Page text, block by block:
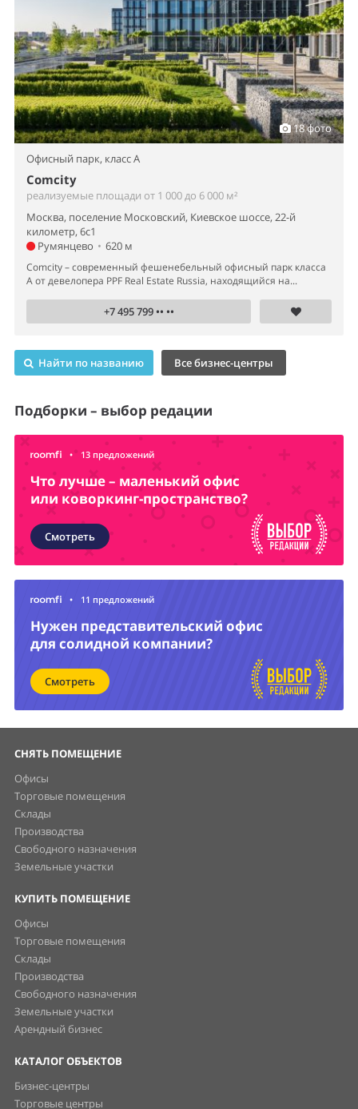
18 фото
Офисный парк, класс A
Comcity
реализуемые площади от 1 000 до 6 000 м²
Москва, поселение Московский, Киевское шоссе, 22-й
километр, 6с1
Румянцево • 620 м
Comcity – современный фешенебельный офисный парк класса
А от девелопера PPF Real Estate Russia, находящийся на...
+7 495 799 •• ••
Найти по названию Все бизнес-центры
Подборки – выбор редации
• 13 предложений
Что лучше – маленький офис
или коворкинг-пространство?
Смотреть
• 11 предложений
Нужен представительский офис
для солидной компании?
Смотреть
СНЯТЬ ПОМЕЩЕНИЕ
Офисы
Торговые помещения
Склады
Производства
Свободного назначения
Земельные участки
КУПИТЬ ПОМЕЩЕНИЕ
Офисы
Торговые помещения
Склады
Производства
Свободного назначения
Земельные участки
Арендный бизнес
КАТАЛОГ ОБЪЕКТОВ
Бизнес-центры
Торговые центры